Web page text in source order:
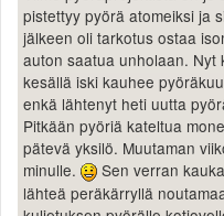
Osat
TIETOPANKKI
TAPAHTUMAT
MP15 kuvia
MP14 kuvia
MP13 kuvia
ACS 2015 kuvia
Lisää uusi tapahtuma
pistettyy pyörä atomeiksi ja
jälkeen oli tarkotus ostaa
auton saatua unholaan. Nyt
kesällä iski kauhee
enkä lähtenyt heti uutta
Pitkään pyöriä kateltua
pätevä yksilö. Muutaman
minulle.
Sen verran
lähteä peräkärryllä